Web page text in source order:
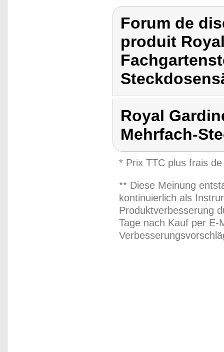
Forum de
produit
Royal
Mehrfach-
* Prix TTC plus frais
** Diese Meinung
kontinuierlich als
Produktverbesserung
Tage nach Kauf per E-